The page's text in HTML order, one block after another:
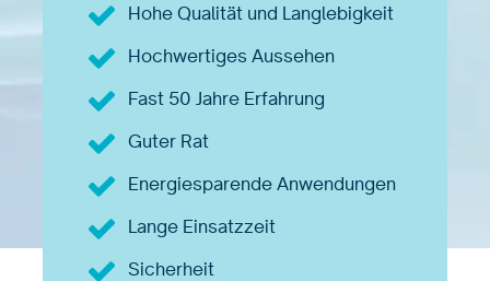
Hohe Qualität und Langlebigkeit
Hochwertiges Aussehen
Fast 50 Jahre Erfahrung
Guter Rat
Energiesparende Anwendungen
Lange Einsatzzeit
Sicherheit